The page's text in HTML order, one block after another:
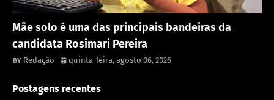
Mãe solo é uma das principais bandeiras da
candidata Rosimari Pereira
Redação quinta-feira, agosto 06, 2026
Postagens recentes